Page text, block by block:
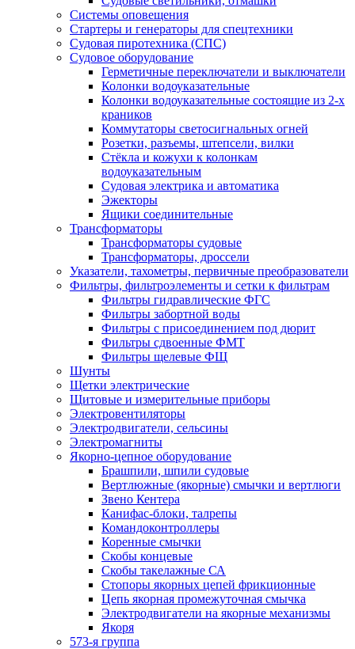
Системы оповещения
Стартеры и генераторы для спецтехники
Судовая пиротехника (СПС)
Судовое оборудование
Герметичные переключатели и выключатели
Колонки водоуказательные
Колонки водоуказательные состоящие из 2-х
краников
Коммутаторы светосигнальных огней
Розетки, разъемы, штепсели, вилки
Стёкла и кожухи к колонкам
водоуказательным
Судовая электрика и автоматика
Эжекторы
Ящики соединительные
Трансформаторы
Трансформаторы судовые
Трансформаторы, дроссели
Указатели, тахометры, первичные преобразователи
Фильтры, фильтроэлементы и сетки к фильтрам
Фильтры гидравлические ФГС
Фильтры забортной воды
Фильтры с присоединением под дюрит
Фильтры сдвоенные ФМТ
Фильтры щелевые ФЩ
Шунты
Щетки электрические
Щитовые и измерительные приборы
Электровентиляторы
Электродвигатели, сельсины
Электромагниты
Якорно-цепное оборудование
Брашпили, шпили судовые
Вертлюжные (якорные) смычки и вертлюги
Звено Кентера
Канифас-блоки, талрепы
Командоконтроллеры
Коренные смычки
Скобы концевые
Скобы такелажные СА
Стопоры якорных цепей фрикционные
Цепь якорная промежуточная смычка
Электродвигатели на якорные механизмы
Якоря
573-я группа